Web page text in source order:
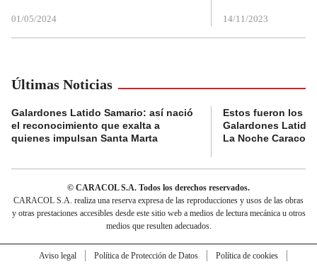
01/05/2024 14/11/2023
Últimas Noticias
Galardones Latido Samario: así nació
el reconocimiento que exalta a
quienes impulsan Santa Marta
Estos fueron los
Galardones Latido
La Noche Caracol
© CARACOL S.A. Todos los derechos reservados.
CARACOL S.A. realiza una reserva expresa de las reproducciones y usos de las obras
y otras prestaciones accesibles desde este sitio web a medios de lectura mecánica u otros
medios que resulten adecuados.
Aviso legal Política de Protección de Datos
Política de cookies